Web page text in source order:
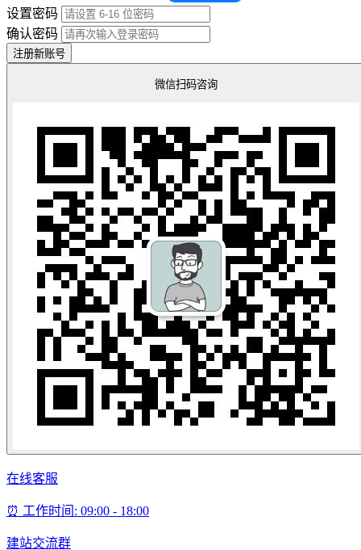
设置密码
确认密码
注册新账号
微信扫码咨询
在线客服
⏰ 工作时间: 09:00 - 18:00
建站交流群